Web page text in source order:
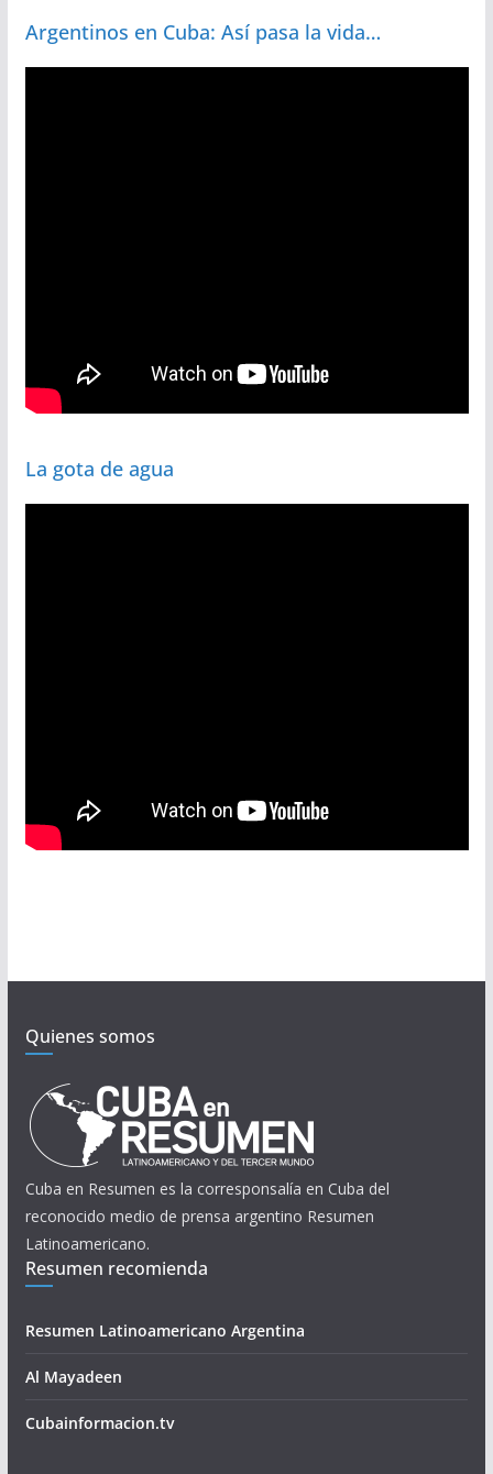
Argentinos en Cuba: Así pasa la vida…
La gota de agua
Quienes somos
Cuba en Resumen es la corresponsalía en Cuba del
reconocido medio de prensa argentino Resumen
Latinoamericano.
Resumen recomienda
Resumen Latinoamericano Argentina
Al Mayadeen
Cubainformacion.tv